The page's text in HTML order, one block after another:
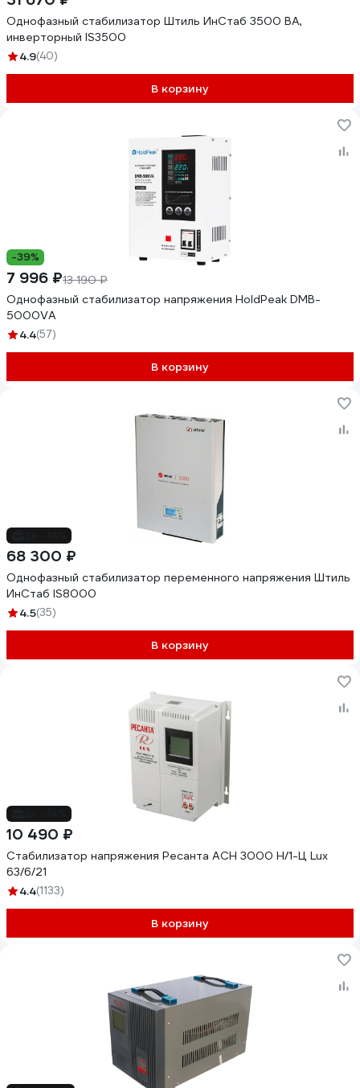
Однофазный стабилизатор Штиль ИнСтаб 3500 ВА,
инверторный IS3500
4.9(40)
В корзину
-39%
7 996 ₽13 190 ₽
Однофазный стабилизатор напряжения HoldPeak DMB-
5000VA
4.4(57)
В корзину
68 300 ₽
Однофазный стабилизатор переменного напряжения Штиль
ИнСтаб IS8000
4.5(35)
В корзину
10 490 ₽
Стабилизатор напряжения Ресанта АСН 3000 Н/1-Ц Lux
63/6/21
4.4(1133)
В корзину